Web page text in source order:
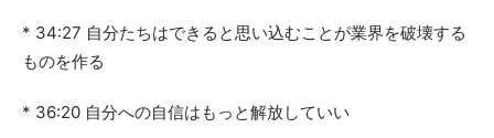
* 34:27 自分たちはできると思い込むことが業界を破壊する
ものを作る
* 36:20 自分への自信はもっと解放していい